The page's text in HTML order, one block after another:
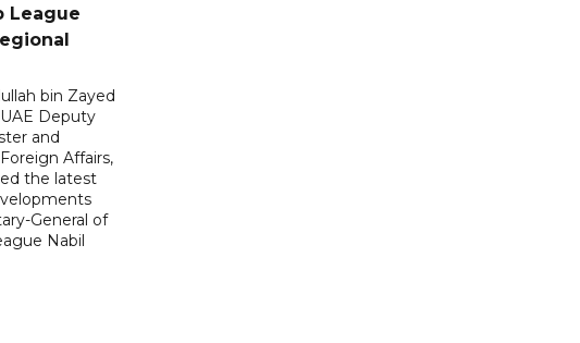
League
bin Zayed
Deputy
and
Affairs,
the latest
General of
Nabil